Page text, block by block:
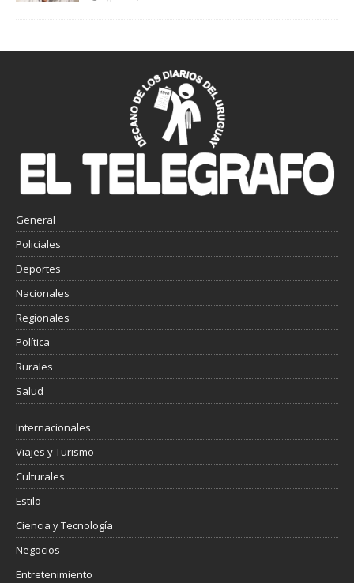
General
Policiales
Deportes
Nacionales
Regionales
Política
Rurales
Salud
Internacionales
Viajes y Turismo
Culturales
Estilo
Ciencia y Tecnología
Negocios
Entretenimiento